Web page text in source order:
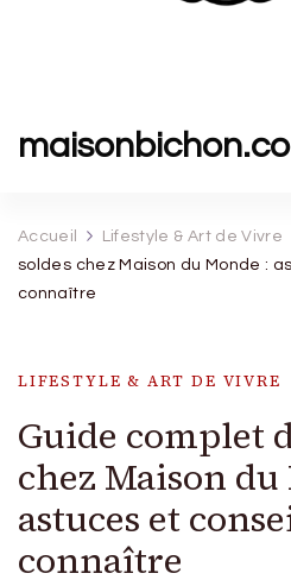
Accueil Lifestyle & Art de Vivre
soldes chez Maison du Monde :
connaître
LIFESTYLE & ART DE VIVRE
Guide complet
chez Maison du
astuces et
connaître